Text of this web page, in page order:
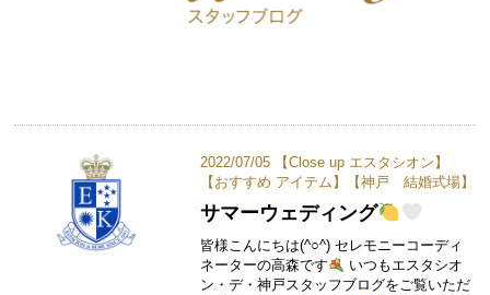
2022/07/05 【Close up エスタシオン 】
【 おすすめ アイテム 】【神戸 結婚式場】
サマーウェディング
皆様こんにちは(^○^) セレモニーコーディ
ネーターの高森です
いつもエスタシオ
ン・デ・神戸スタッフブログをご覧いただ